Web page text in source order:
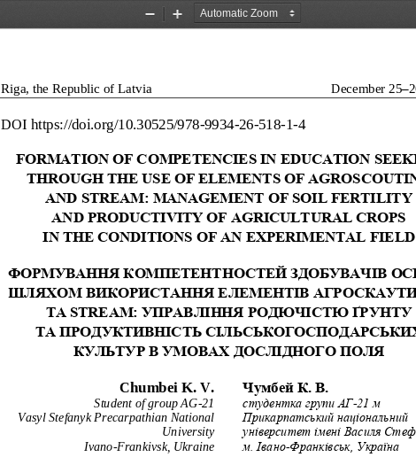
Zoom
Zoom
Riga, the Republic of Latvia December 25–
DOI https://doi.org/10.30525/978-9934-26-518-1-4
FORMATION OF COMPETENCIES IN EDUCATION S
THROUGH THE USE OF ELEMENTS OF AGROSCOUT
AND STREAM: MANAGEMENT OF SOIL FERTILITY
AND PRODUCTIVITY OF AGRICULTURAL CROPS
IN THE CONDITIONS OF AN EXPERIMENTAL FIELD
ФОРМУВАННЯ КОМПЕТЕНТНОСТЕЙ ЗДОБУВАЧІВ
ШЛЯХОМ ВИКОРИСТАННЯ ЕЛЕМЕНТІВ
ТА STREAM: УПРАВЛІННЯ РОДЮЧІСТЮ ҐРУНТУ
ТА ПРОДУКТИВНІСТЬ СІЛЬСЬКОГОСПОДАРСЬКИ
КУЛЬТУР В УМОВАХ ДОСЛІДНОГО ПОЛЯ
Chumbei K. V.
Student of group AG-21
Vasyl Stefanyk Precarpathian National
University
Ivano-Frankivsk, Ukraine
Чумбей К. В.
студентка групи АГ-21 м
Прикарпатський національний
університет імені Василя
м. Івано-Франківськ, Україна